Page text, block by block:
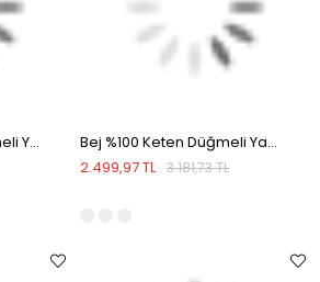
Saks %100 Keten Düğmeli Yaka Comfort Fit Gömlek
Bej %100 Keten Düğmeli Yaka Comfort Fit Gömlek
2.499,97 TL 3.181,73 TL